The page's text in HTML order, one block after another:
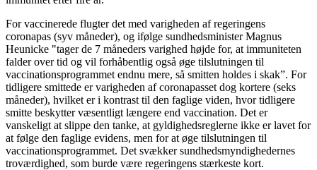
For vaccinerede flugter det med varigheden af regeringens
coronapas (syv måneder), og ifølge sundhedsminister Magnus
Heunicke "tager de 7 måneders varighed højde for, at immuniteten
falder over tid og vil forhåbentlig også øge tilslutningen til
vaccinationsprogrammet endnu mere, så smitten holdes i skak”. For
tidligere smittede er varigheden af coronapasset dog kortere (seks
måneder), hvilket er i kontrast til den faglige viden, hvor tidligere
smitte beskytter væsentligt længere end vaccination. Det er
vanskeligt at slippe den tanke, at gyldighedsreglerne ikke er lavet for
at følge den faglige evidens, men for at øge tilslutningen til
vaccinationsprogrammet. Det svækker sundhedsmyndighedernes
troværdighed, som burde være regeringens stærkeste kort.